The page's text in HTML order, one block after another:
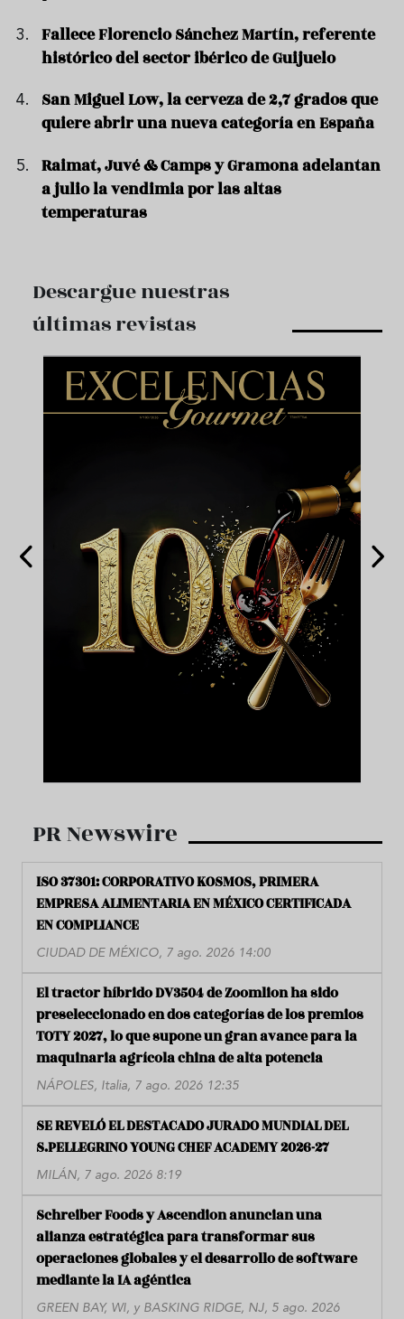
Fallece Florencio Sánchez Martín, referente
histórico del sector ibérico de Guijuelo
San Miguel Low, la cerveza de 2,7 grados que
quiere abrir una nueva categoría en España
Raimat, Juvé & Camps y Gramona adelantan
a julio la vendimia por las altas
temperaturas
Descargue nuestras
últimas revistas
PR Newswire
ISO 37301: CORPORATIVO KOSMOS, PRIMERA
EMPRESA ALIMENTARIA EN MÉXICO CERTIFICADA
EN COMPLIANCE
CIUDAD DE MÉXICO, 7 ago. 2026 14:00
El tractor híbrido DV3504 de Zoomlion ha sido
preseleccionado en dos categorías de los premios
TOTY 2027, lo que supone un gran avance para la
maquinaria agrícola china de alta potencia
NÁPOLES, Italia, 7 ago. 2026 12:35
SE REVELÓ EL DESTACADO JURADO MUNDIAL DEL
S.PELLEGRINO YOUNG CHEF ACADEMY 2026-27
MILÁN, 7 ago. 2026 8:19
Schreiber Foods y Ascendion anuncian una
alianza estratégica para transformar sus
operaciones globales y el desarrollo de software
mediante la IA agéntica
GREEN BAY, WI, y BASKING RIDGE, NJ, 5 ago. 2026